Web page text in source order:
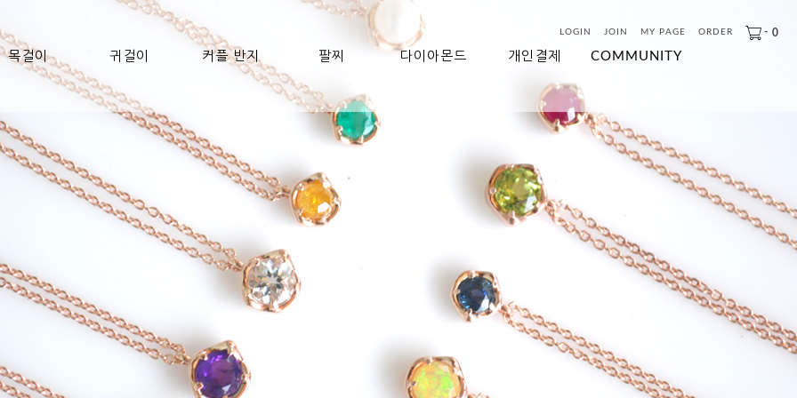
LOGIN JOIN MY PAGE ORDER - 0
목걸이 귀걸이 커플 반지 팔찌 다이아몬드 개인결제 COMMUNITY